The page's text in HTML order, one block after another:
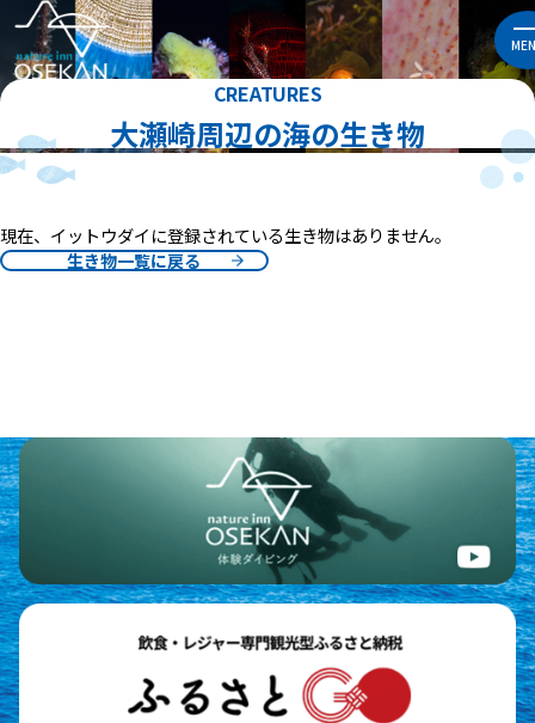
CREATURES
大瀬崎周辺の海の生き物
現在、イットウダイに登録されている生き物はありません。
生き物一覧に戻る